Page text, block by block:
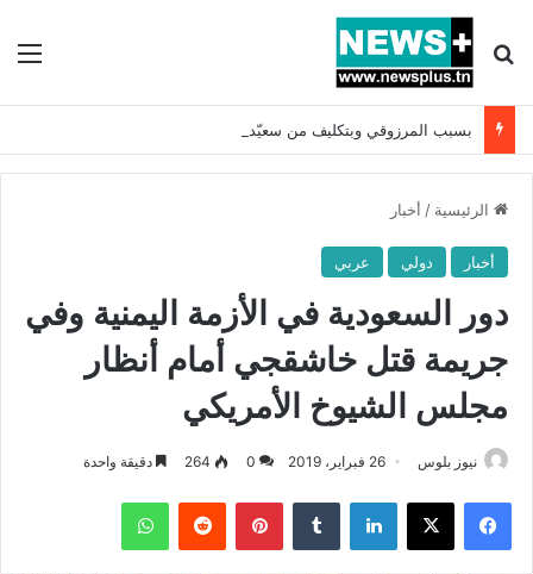
بحث عن
الرئيسية / أخبار
أخبار دولي عربي
دور السعودية في الأزمة اليمنية وفي
جريمة قتل خاشقجي أمام أنظار
مجلس الشيوخ الأمريكي
نيوز بلوس 26 فبراير، 2019 0
264 دقيقة واحدة
فيسبوك X لينكدإن بينتيريست واتساب